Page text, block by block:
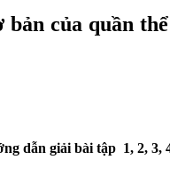
của quần
dẫn giải bài tập 1, 2,